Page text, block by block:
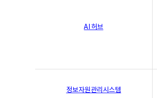
AI 허브
정보자원관리시스템